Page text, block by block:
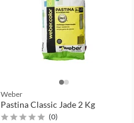
Weber
Pastina Classic Jade 2 Kg
(0)